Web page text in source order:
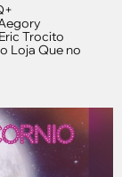
Trocito
Loja Que no